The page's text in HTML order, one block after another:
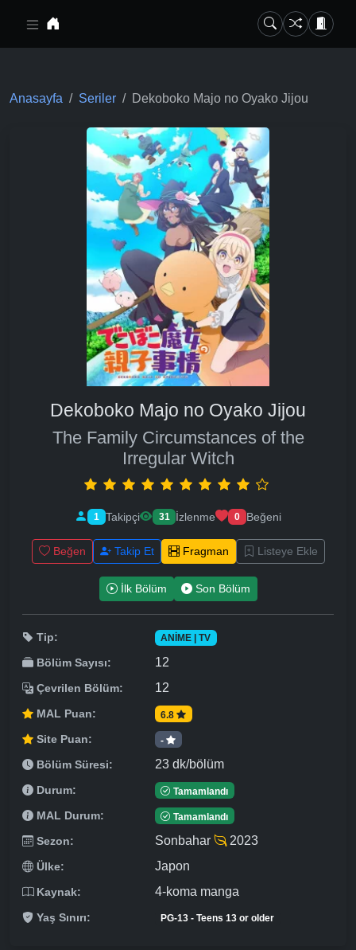
Anasayfa Seriler Dekoboko Majo no Oyako Jijou
Dekoboko Majo no Oyako Jijou
The Family Circumstances of the
Irregular Witch
1 Takipçi 31 İzlenme 0 Beğeni
Beğen Takip Et Fragman Listeye Ekle
İlk Bölüm Son Bölüm
Tip: ANIME | TV
Bölüm Sayısı: 12
Çevrilen Bölüm: 12
MAL Puan: 6.8
Site Puan: -
Bölüm Süresi: 23 dk/bölüm
Durum: Tamamlandı
MAL Durum: Tamamlandı
Sezon: Sonbahar 2023
Ülke: Japon
Kaynak: 4-koma manga
Yaş Sınırı: PG-13 - Teens 13 or older